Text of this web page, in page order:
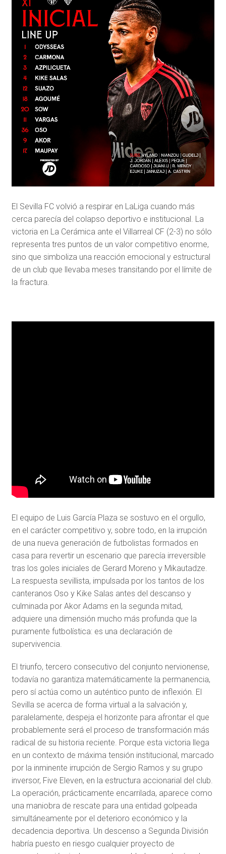
El Sevilla FCvolvió a respirar en LaLiga cuando más
cerca parecía del colapso deportivo e institucional. La
victoria en La Cerámica ante el Villarreal CF (2-3) no sólo
representa tres puntos de un valor competitivo enorme,
sino que simboliza una reacción emocional y estructural
de un club que llevaba meses transitando por el límite de
la fractura.
El equipo de Luis García Plaza se sostuvo en el orgullo,
en el carácter competitivo y, sobre todo, en la irrupción
de una nueva generación de futbolistas formados en
casa para revertir un escenario que parecía irreversible
tras los goles iniciales de Gerard Moreno y Mikautadze.
La respuesta sevillista, impulsada por los tantos de los
canteranos Oso y Kike Salas antes del descanso y
culminada por Akor Adams en la segunda mitad,
adquiere una dimensión mucho más profunda que la
puramente futbolística: es una declaración de
supervivencia.
El triunfo, tercero consecutivo del conjunto nervionense,
todavía no garantiza matemáticamente la permanencia,
pero sí actúa como un auténtico punto de inflexión. El
Sevilla se acerca de forma virtual a la salvación y,
paralelamente, despeja el horizonte para afrontar el que
probablemente será el proceso de transformación más
radical de su historia reciente. Porque esta victoria llega
en un contexto de máxima tensión institucional, marcado
por la inminente irrupción de Sergio Ramos y su grupo
inversor, Five Eleven, en la estructura accionarial del club.
La operación, prácticamente encarrilada, aparece como
una maniobra de rescate para una entidad golpeada
simultáneamente por el deterioro económico y la
decadencia deportiva. Un descenso a Segunda División
habría puesto en riesgo cualquier proyecto de